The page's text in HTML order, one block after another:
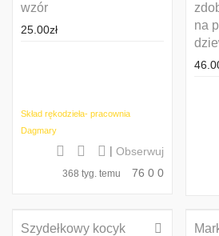
wzór
25.00zł
Skład rękodzieła- pracownia
Dagmary
| Obserwuj
368 tyg. temu 76 0 0
na
Szydełkowy kocyk